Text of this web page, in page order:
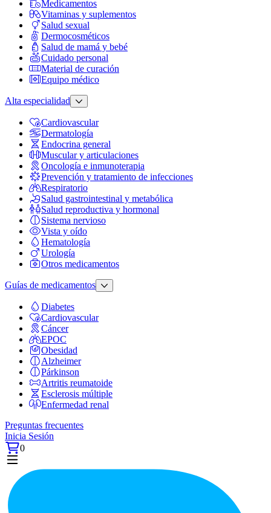
Medicamentos
Vitaminas y suplementos
Salud sexual
Dermocosméticos
Salud de mamá y bebé
Cuidado personal
Material de curación
Equipo médico
Alta especialidad
Cardiovascular
Dermatología
Endocrina general
Muscular y articulaciones
Oncología e inmunoterapia
Prevención y tratamiento de infecciones
Respiratorio
Salud gastrointestinal y metabólica
Salud reproductiva y hormonal
Sistema nervioso
Vista y oído
Hematología
Urología
Otros medicamentos
Guías de medicamentos
Diabetes
Cardiovascular
Cáncer
EPOC
Obesidad
Alzheimer
Párkinson
Artritis reumatoide
Esclerosis múltiple
Enfermedad renal
Preguntas frecuentes
Inicia Sesión
0